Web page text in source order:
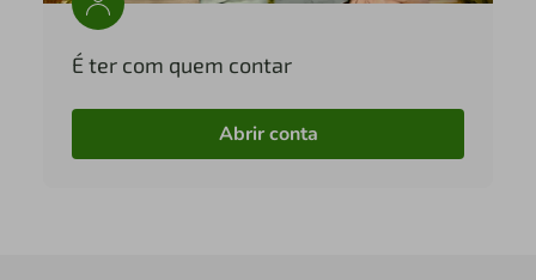
É ter com quem contar
Abrir conta